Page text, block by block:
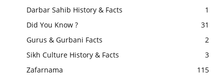
Darbar Sahib History & Facts
1
Did You Know ?
31
Gurus & Gurbani Facts
2
Sikh Culture History & Facts
3
Zafarnama
115